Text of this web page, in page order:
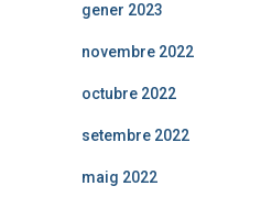
gener 2023
novembre 2022
octubre 2022
setembre 2022
maig 2022